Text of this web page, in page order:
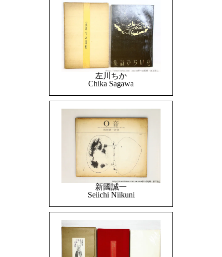
左川ちか
Chika Sagawa
新國誠一
Seiichi Niikuni